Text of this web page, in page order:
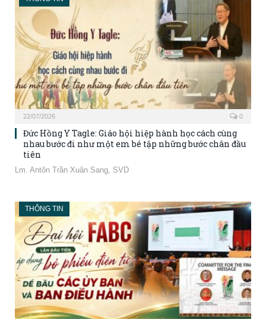
22/07/2026 0
Đức Hồng Y Tagle: Giáo hội hiệp hành học cách cùng
nhau bước đi như một em bé tập những bước chân đầu
tiên
Lm. Antôn Trần Xuân Sang, SVD
THÔNG TIN